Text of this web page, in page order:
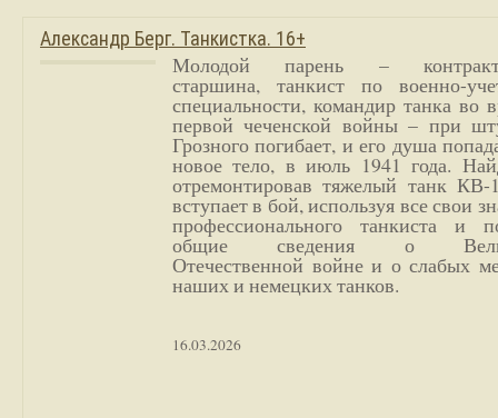
Александр Берг. Танкистка. 16+
Молодой парень –
старшина, танкист по военно-
специальности, командир танка во
первой чеченской войны – при
Грозного погибает, и его душа
новое тело, в июль 1941 года.
отремонтировав тяжелый танк
вступает в бой, используя все свои
профессионального танкиста и
общие сведения о
Отечественной войне и о слабых
наших и немецких танков.
16.03.2026